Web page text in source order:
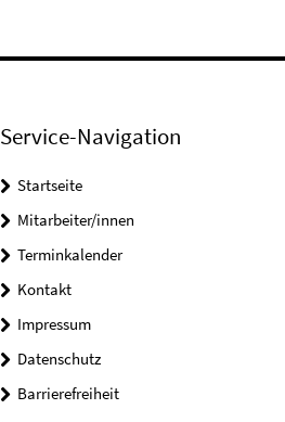
Service-Navigation
Startseite
Mitarbeiter/innen
Terminkalender
Kontakt
Impressum
Datenschutz
Barrierefreiheit